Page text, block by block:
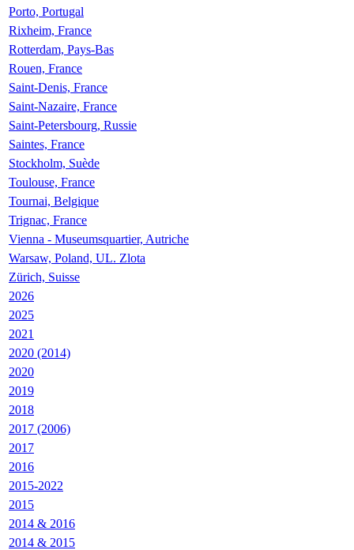
Porto, Portugal
Rixheim, France
Rotterdam, Pays-Bas
Rouen, France
Saint-Denis, France
Saint-Nazaire, France
Saint-Petersbourg, Russie
Saintes, France
Stockholm, Suède
Toulouse, France
Tournai, Belgique
Trignac, France
Vienna - Museumsquartier, Autriche
Warsaw, Poland, UL. Zlota
Zürich, Suisse
2026
2025
2021
2020 (2014)
2020
2019
2018
2017 (2006)
2017
2016
2015-2022
2015
2014 & 2016
2014 & 2015